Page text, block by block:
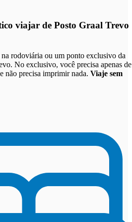
viajar de Posto Graal Trevo
na rodoviária ou um ponto exclusivo da
No exclusivo, você precisa apenas de
não precisa imprimir nada. Viaje sem